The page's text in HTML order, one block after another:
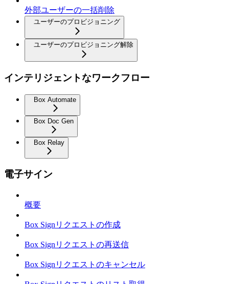
外部ユーザーの一括削除
ユーザーのプロビジョニング
ユーザーのプロビジョニング解除
インテリジェントなワークフロー
Box Automate
Box Doc Gen
Box Relay
電子サイン
概要
Box Signリクエストの作成
Box Signリクエストの再送信
Box Signリクエストのキャンセル